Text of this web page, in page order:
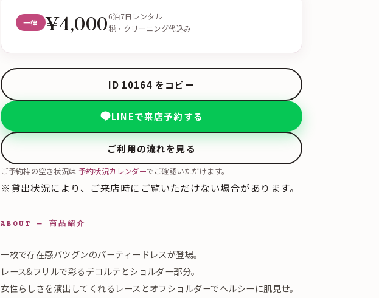
一律 ¥4,0006泊7日レンタル
税・クリーニング代込み
ID 10164 をコピー
LINEで来店予約する
ご利用の流れを見る
ご予約枠の空き状況は予約状況カレンダーでご確認いただけます。
※貸出状況により、ご来店時にご覧いただけない場合があります。
ABOUT — 商品紹介
一枚で存在感バツグンのパーティードレスが登場。
レース&フリルで彩るデコルテとショルダー部分。
女性らしさを演出してくれるレースとオフショルダーでヘルシーに肌見せ。